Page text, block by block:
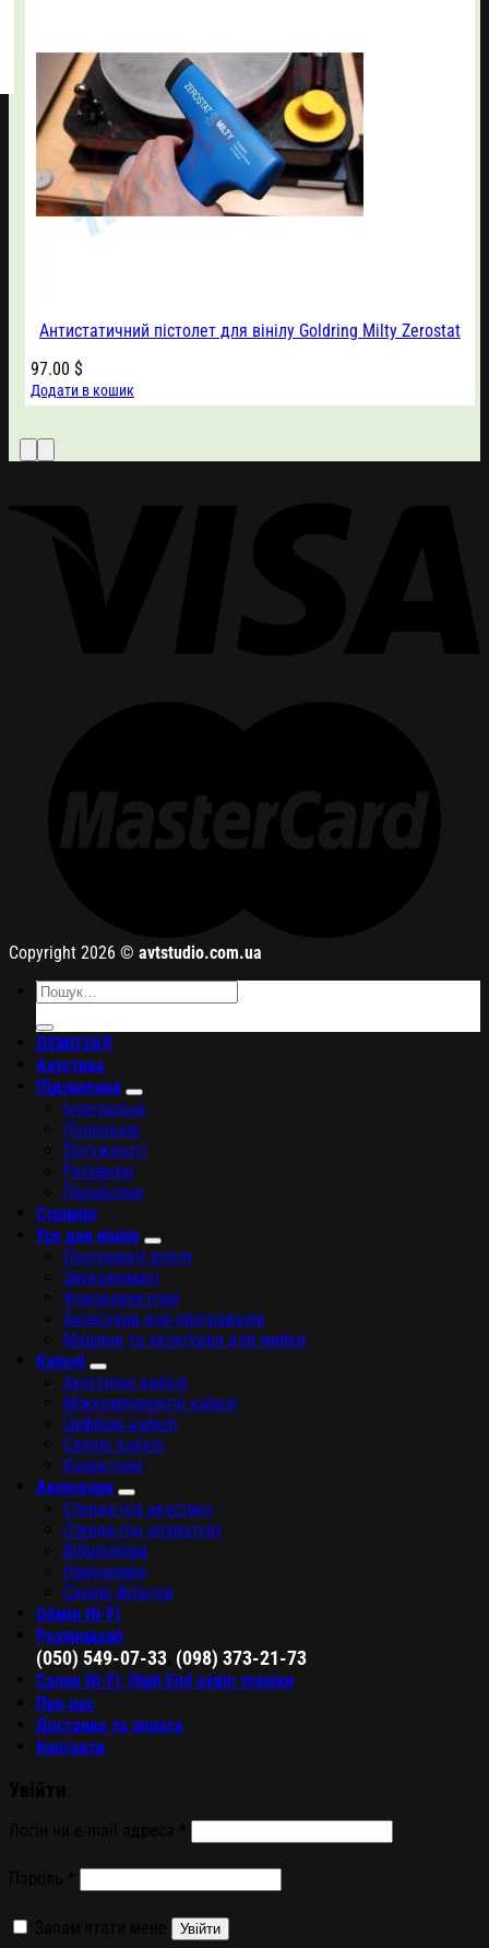
Антистатичний пістолет для вінілу Goldring Milty Zerostat
97.00 $
Додати в кошик
Copyright 2026 © avtstudio.com.ua
Шукати:
ДЕМОЗАЛ
Акустика
Підсилення
Інтегральні
Попередні
Потужності
Ресивери
Процесори
Стрімінг
Усе для вінілу
Програвачі вінілу
Звукознімачі
Фонокоректори
Аксесуари для програвачів
Машини та аксесуари для мийки
Кабелі
Акустичні кабелі
Міжкомпонентні кабелі
Цифрові кабелі
Силові кабелі
Конектори
Аксесуари
Стенди під акустику
Стенди під апаратуру
Віброопори
Навушники
Силові фільтри
Обмін Hi-Fi
Розпродажі
(050) 549-07-33 (098) 373-21-73
Салон Hi-Fi, High End аудіо техніки
Про нас
Доставка та оплата
Контакти
Увійти